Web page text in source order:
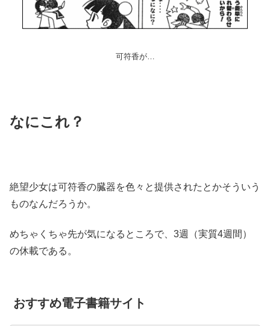
可符香が…
なにこれ？
絶望少女は可符香の臓器を色々と提供されたとかそういう
ものなんだろうか。
めちゃくちゃ先が気になるところで、3週（実質4週間）
の休載である。
おすすめ電子書籍サイト